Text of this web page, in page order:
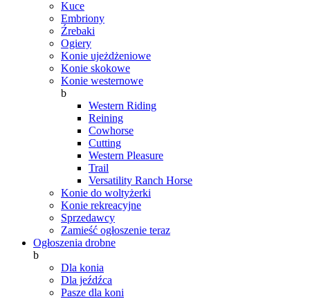
Kuce
Embriony
Źrebaki
Ogiery
Konie ujeżdżeniowe
Konie skokowe
Konie westernowe
b
Western Riding
Reining
Cowhorse
Cutting
Western Pleasure
Trail
Versatility Ranch Horse
Konie do woltyżerki
Konie rekreacyjne
Sprzedawcy
Zamieść ogłoszenie teraz
Ogłoszenia drobne
b
Dla konia
Dla jeźdźca
Pasze dla koni